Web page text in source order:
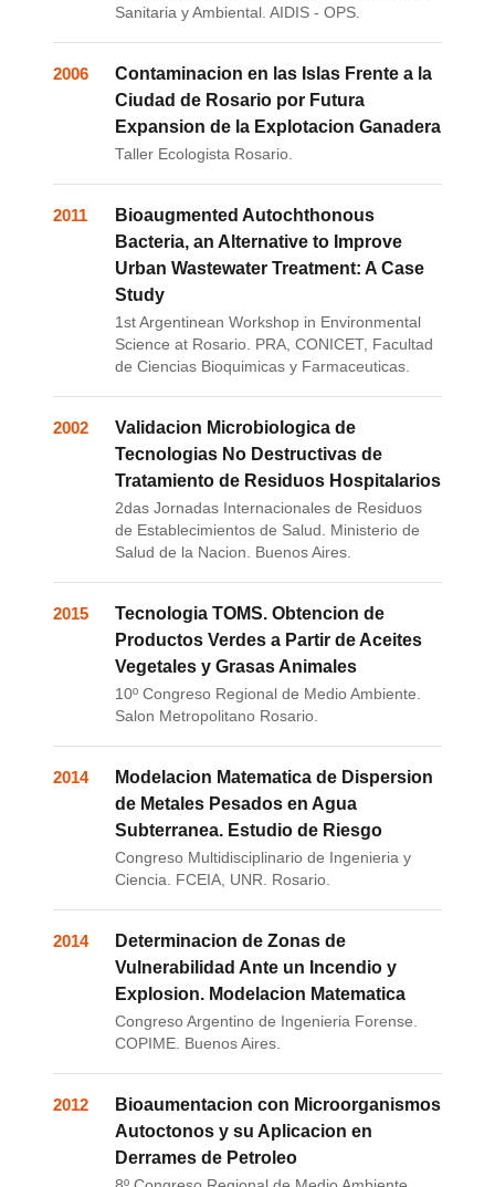
Sanitaria y Ambiental. AIDIS - OPS.
2006
Contaminacion en las Islas Frente a la
Ciudad de Rosario por Futura
Expansion de la Explotacion Ganadera
Taller Ecologista Rosario.
2011
Bioaugmented Autochthonous
Bacteria, an Alternative to Improve
Urban Wastewater Treatment: A Case
Study
1st Argentinean Workshop in Environmental
Science at Rosario. PRA, CONICET, Facultad
de Ciencias Bioquimicas y Farmaceuticas.
2002
Validacion Microbiologica de
Tecnologias No Destructivas de
Tratamiento de Residuos Hospitalarios
2das Jornadas Internacionales de Residuos
de Establecimientos de Salud. Ministerio de
Salud de la Nacion. Buenos Aires.
2015
Tecnologia TOMS. Obtencion de
Productos Verdes a Partir de Aceites
Vegetales y Grasas Animales
10º Congreso Regional de Medio Ambiente.
Salon Metropolitano Rosario.
2014
Modelacion Matematica de Dispersion
de Metales Pesados en Agua
Subterranea. Estudio de Riesgo
Congreso Multidisciplinario de Ingenieria y
Ciencia. FCEIA, UNR. Rosario.
2014
Determinacion de Zonas de
Vulnerabilidad Ante un Incendio y
Explosion. Modelacion Matematica
Congreso Argentino de Ingenieria Forense.
COPIME. Buenos Aires.
2012
Bioaumentacion con Microorganismos
Autoctonos y su Aplicacion en
Derrames de Petroleo